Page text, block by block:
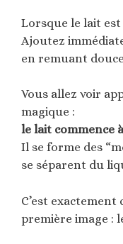
Lorsque le lait
Ajoutez
en remuant
Vous allez voir
magique :
le lait commence
Il se forme des
se séparent du
C’est exactement
première image :